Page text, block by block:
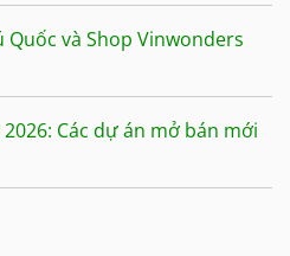
và Shop Vinwonders
Các dự án mở bán mới